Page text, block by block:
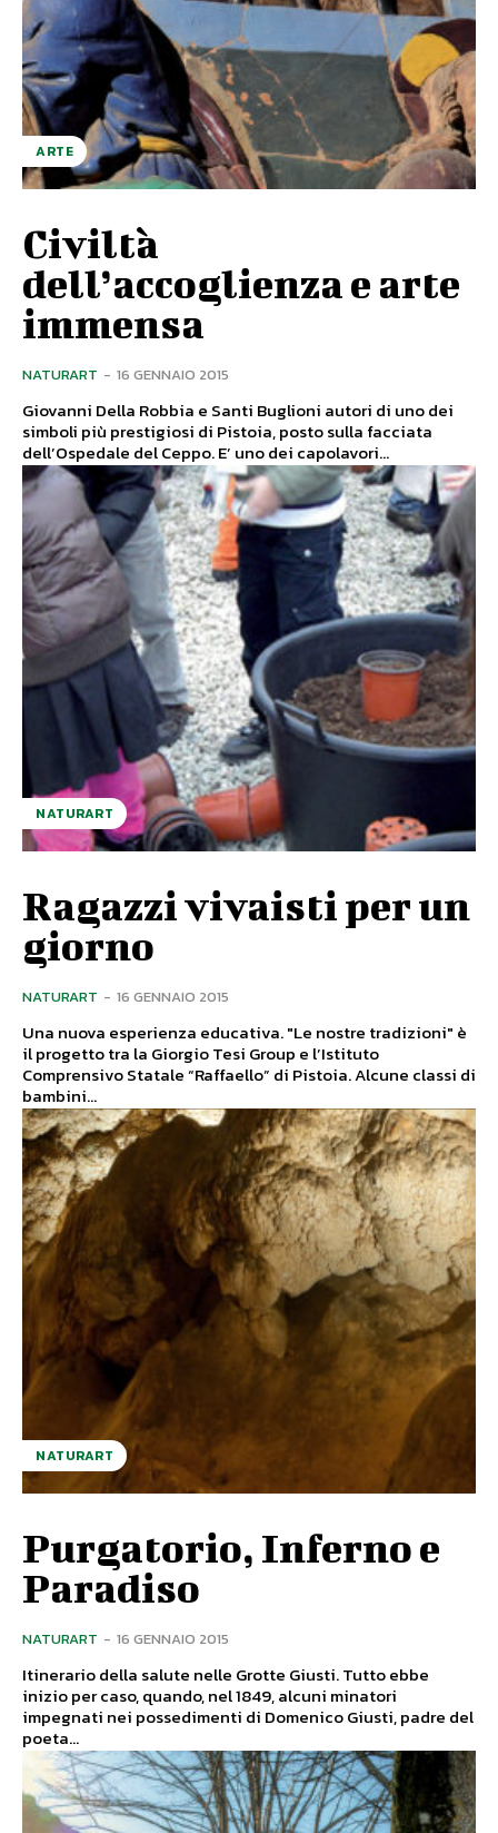
ARTE
Civiltà
dell’accoglienza e arte
immensa
NATURART - 16 GENNAIO 2015
Giovanni Della Robbia e Santi Buglioni autori di uno dei
simboli più prestigiosi di Pistoia, posto sulla facciata
dell’Ospedale del Ceppo. E’ uno dei capolavori...
NATURART
Ragazzi vivaisti per un
giorno
NATURART - 16 GENNAIO 2015
Una nuova esperienza educativa. "Le nostre tradizioni" è
il progetto tra la Giorgio Tesi Group e l’Istituto
Comprensivo Statale “Raffaello” di Pistoia. Alcune classi di
bambini...
NATURART
Purgatorio, Inferno e
Paradiso
NATURART - 16 GENNAIO 2015
Itinerario della salute nelle Grotte Giusti. Tutto ebbe
inizio per caso, quando, nel 1849, alcuni minatori
impegnati nei possedimenti di Domenico Giusti, padre del
poeta...